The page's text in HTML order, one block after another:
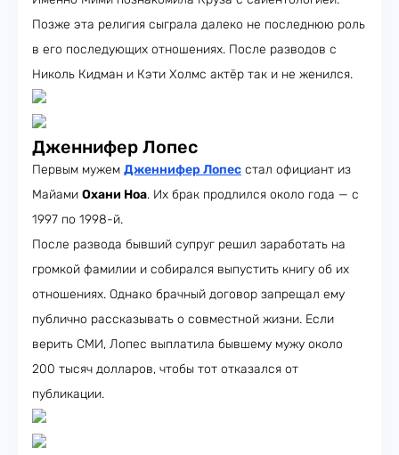
Позже эта религия сыграла далеко не последнюю роль
в его последующих отношениях. После разводов с
Николь Кидман и Кэти Холмс актёр так и не женился.
Дженнифер Лопес
Первым мужем Дженнифер Лопес стал официант из
Майами Охани Ноа. Их брак продлился около года — с
1997 по 1998-й.
После развода бывший супруг решил заработать на
громкой фамилии и собирался выпустить книгу об их
отношениях. Однако брачный договор запрещал ему
публично рассказывать о совместной жизни. Если
верить СМИ, Лопес выплатила бывшему мужу около
200 тысяч долларов, чтобы тот отказался от
публикации.